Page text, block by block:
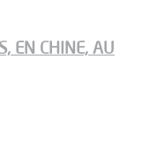
EN CHINE, AU